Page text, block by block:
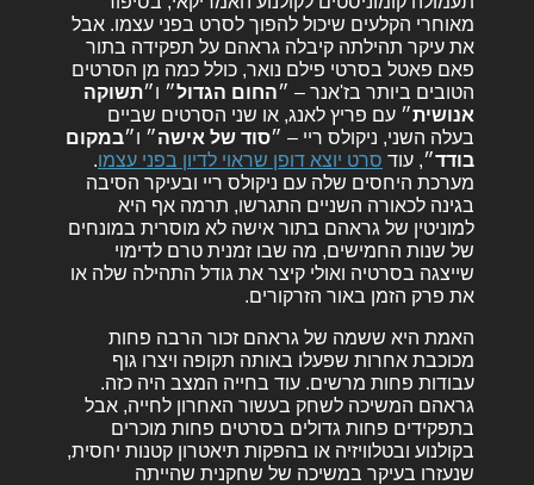
מאוחרי הקלעים שיכול להפוך לסרט בפני עצמו. אבל
את עיקר תהילתה קיבלה גראהם על תפקידה בתור
פאם פאטל בסרטי פילם נואר, כולל כמה מן הסרטים
הטובים ביותר בז'אנר – ״החום הגדול״ ו״תשוקה
אנושית״ עם פריץ לאנג, או שני הסרטים שביים
בעלה השני, ניקולס ריי – ״סוד של אישה״ ו״במקום
בודד״, עוד סרט יוצא דופן שראוי לדיון בפני עצמו.
מערכת היחסים שלה עם ניקולס ריי ובעיקר הסיבה
בגינה לכאורה השניים התגרשו, תרמה אף היא
למוניטין של גראהם בתור אישה לא מוסרית במונחים
של שנות החמישים, מה שבו זמנית טרם לדימוי
שייצגה בסרטיה ואולי קיצר את גודל התהילה שלה או
את פרק הזמן באור הזרקורים.
האמת היא ששמה של גראהם זכור הרבה פחות
מכוכבת אחרות שפעלו באותה תקופה ויצרו גוף
עבודות פחות מרשים. עוד בחייה המצב היה כזה.
גראהם המשיכה לשחק בעשור האחרון לחייה, אבל
בתפקידים פחות גדולים בסרטים פחות מוכרים
בקולנוע ובטלוויזיה או בהפקות תיאטרון קטנות יחסית,
שנעזרו בעיקר במשיכה של שחקנית שהייתה